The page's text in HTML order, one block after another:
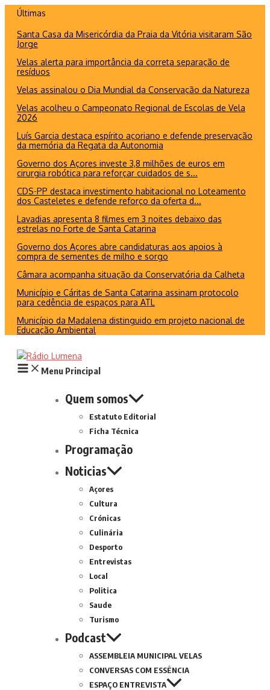
conteúdo
Últimas
Santa Casa da Misericórdia da Praia da Vitória visitaram São
Jorge
Velas alerta para importância da correta separação de
resíduos
Velas assinalou o Dia Mundial da Conservação da Natureza
Velas acolheu o Campeonato Regional de Escolas de Vela
2026
Luís Garcia destaca espírito açoriano e defende preservação
da memória da Regata da Autonomia
Governo dos Açores investe 3,8 milhões de euros em
cirurgia robótica para reforçar cuidados de s...
CDS-PP destaca investimento habitacional no Loteamento
dos Casteletes e defende reforço da oferta d...
Lavadias apresenta 8 filmes em 3 noites debaixo das
estrelas no Forte de Santa Catarina
Governo dos Açores abre candidaturas aos apoios à
compra de sementes de milho e sorgo
Câmara acompanha situação da Conservatória da Calheta
Município e Cáritas de Santa Catarina assinam protocolo
para cedência de espaços para ATL
Município da Madalena distinguido em projeto nacional de
Educação Ambiental
Menu Principal
Quem somos
Estatuto Editorial
Ficha Técnica
Programação
Noticias
Açores
Cultura
Crónicas
Culinária
Desporto
Entrevistas
Local
Politica
Saude
Turismo
Podcast
ASSEMBLEIA MUNICIPAL VELAS
CONVERSAS COM ESSÊNCIA
ESPAÇO ENTREVISTA